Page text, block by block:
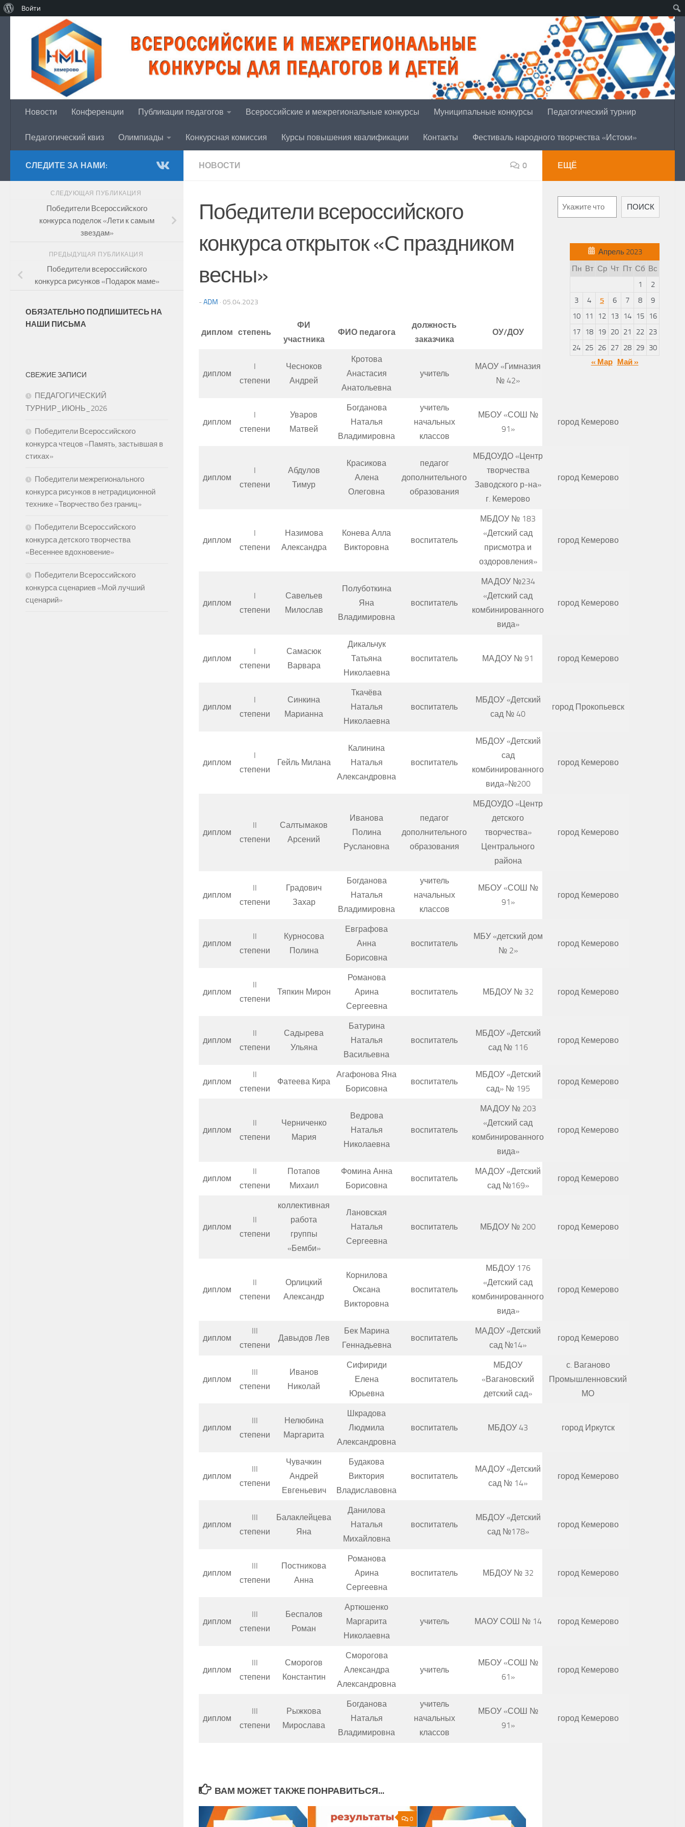
Войти
Перейти к содержимому
Новости Конференции Публикации педагогов Всероссийские и межрегиональные конкурсы Муниципальные конкурсы Педагогический турнир
Педагогический квиз Олимпиады Конкурсная комиссия Курсы повышения квалификации Контакты Фестиваль народного творчества «Истоки»
НОВОСТИ 0
Победители всероссийского
конкурса открыток «С праздником
весны»
- ADM · 05.04.2023
диплом степень
ФИ
участника
ФИО педагога
должность
заказчика
ОУ/ДОУ город
диплом
I
степени
Чесноков
Андрей
Кротова
Анастасия
Анатольевна
учитель
МАОУ «Гимназия
№ 42»
диплом
I
степени
Уваров
Матвей
Богданова
Наталья
Владимировна
учитель
начальных
классов
МБОУ «СОШ №
91»
город Кемерово
диплом
I
степени
Абдулов
Тимур
Красикова
Алена
Олеговна
педагог
дополнительного
образования
МБДОУДО «Центр
творчества
Заводского р-на»
г. Кемерово
город Кемерово
диплом
I
степени
Назимова
Александра
Конева Алла
Викторовна
воспитатель
МБДОУ № 183
«Детский сад
присмотра и
оздоровления»
город Кемерово
диплом
I
степени
Савельев
Милослав
Полуботкина
Яна
Владимировна
воспитатель
МАДОУ №234
«Детский сад
комбинированного
вида»
город Кемерово
диплом
I
степени
Самасюк
Варвара
Дикальчук
Татьяна
Николаевна
воспитатель МАДОУ № 91 город Кемерово
диплом
I
степени
Синкина
Марианна
Ткачёва
Наталья
Николаевна
воспитатель
МБДОУ «Детский
сад № 40
город Прокопьевск
диплом
I
степени
Гейль Милана
Калинина
Наталья
Александровна
воспитатель
МБДОУ «Детский
сад
комбинированного
вида»№200
город Кемерово
диплом
II
степени
Салтымаков
Арсений
Иванова
Полина
Руслановна
педагог
дополнительного
образования
МБДОУДО «Центр
детского
творчества»
Центрального
района
город Кемерово
диплом
II
степени
Градович
Захар
Богданова
Наталья
Владимировна
учитель
начальных
классов
МБОУ «СОШ №
91»
город Кемерово
диплом
II
степени
Курносова
Полина
Евграфова
Анна
Борисовна
воспитатель
МБУ «детский дом
№ 2»
город Кемерово
диплом
II
степени
Тяпкин Мирон
Романова
Арина
Сергеевна
воспитатель МБДОУ № 32 город Кемерово
диплом
II
степени
Садырева
Ульяна
Батурина
Наталья
Васильевна
воспитатель
МБДОУ «Детский
сад № 116
город Кемерово
диплом
II
степени
Фатеева Кира
Агафонова Яна
Борисовна
воспитатель
МБДОУ «Детский
сад» № 195
город Кемерово
диплом
II
степени
Черниченко
Мария
Ведрова
Наталья
Николаевна
воспитатель
МАДОУ № 203
«Детский сад
комбинированного
вида»
город Кемерово
диплом
II
степени
Потапов
Михаил
Фомина Анна
Борисовна
воспитатель
МАДОУ «Детский
сад №169»
город Кемерово
диплом
II
степени
коллективная
работа
группы
«Бемби»
Лановская
Наталья
Сергеевна
воспитатель МБДОУ № 200 город Кемерово
диплом
II
степени
Орлицкий
Александр
Корнилова
Оксана
Викторовна
воспитатель
МБДОУ 176
«Детский сад
комбинированного
вида»
город Кемерово
диплом
III
степени
Давыдов Лев
Бек Марина
Геннадьевна
воспитатель
МАДОУ «Детский
сад №14»
город Кемерово
диплом
III
степени
Иванов
Николай
Сифириди
Елена
Юрьевна
воспитатель
МБДОУ
«Вагановский
детский сад»
с. Ваганово
Промышленновский
МО
диплом
III
степени
Нелюбина
Маргарита
Шкрадова
Людмила
Александровна
воспитатель МБДОУ 43 город Иркутск
диплом
III
степени
Чувачкин
Андрей
Евгеньевич
Будакова
Виктория
Владиславовна
воспитатель
МАДОУ «Детский
сад № 14»
город Кемерово
диплом
III
степени
Балаклейцева
Яна
Данилова
Наталья
Михайловна
воспитатель
МБДОУ «Детский
сад №178»
город Кемерово
диплом
III
степени
Постникова
Анна
Романова
Арина
Сергеевна
воспитатель МБДОУ № 32 город Кемерово
диплом
III
степени
Беспалов
Роман
Артюшенко
Маргарита
Николаевна
учитель МАОУ СОШ № 14 город Кемерово
диплом
III
степени
Сморогов
Константин
Сморогова
Александра
Александровна
учитель
МБОУ «СОШ №
61»
город Кемерово
диплом
III
степени
Рыжкова
Мирослава
Богданова
Наталья
Владимировна
учитель
начальных
классов
МБОУ «СОШ №
91»
город Кемерово
ВАМ МОЖЕТ ТАКЖЕ ПОНРАВИТЬСЯ...
0
СЛЕДИТЕ ЗА НАМИ:
СЛЕДУЮЩАЯ ПУБЛИКАЦИЯ
Победители Всероссийского
конкурса поделок «Лети к самым
звездам»
ПРЕДЫДУЩАЯ ПУБЛИКАЦИЯ
Победители всероссийского
конкурса рисунков «Подарок маме»
ОБЯЗАТЕЛЬНО ПОДПИШИТЕСЬ НА
НАШИ ПИСЬМА
СВЕЖИЕ ЗАПИСИ
ПЕДАГОГИЧЕСКИЙ
ТУРНИР_ИЮНЬ_2026
Победители Всероссийского
конкурса чтецов «Память, застывшая в
стихах»
Победители межрегионального
конкурса рисунков в нетрадиционной
технике «Творчество без границ»
Победители Всероссийского
конкурса детского творчества
«Весеннее вдохновение»
Победители Всероссийского
конкурса сценариев «Мой лучший
сценарий»
ЕЩЁ
Поиск
ПОИСК
Апрель 2023
Пн Вт Ср Чт Пт Сб Вс
1
2
3
4 5 6 7 8
9
10
11 12 13 14 15
16
17
18 19 20 21 22 23
24 25 26 27 28 29 30
« Мар Май »